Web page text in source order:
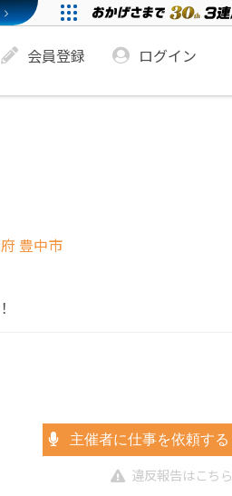
会員登録 ログイン
豊中市
主催者に仕事を依頼する
違反報告はこちら